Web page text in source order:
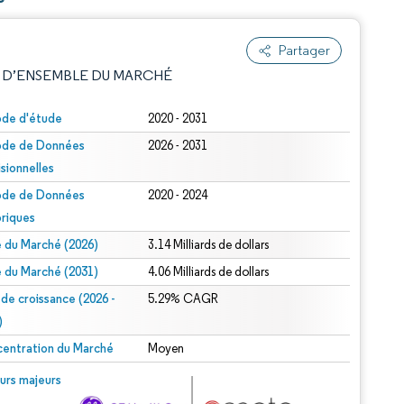
Partager
DU MARCHÉ
d'étude 2020 - 2031
de Données
2026 - 2031
de Données
2020 - 2024
du Marché (2026) 3.14 Milliards de dollars
du Marché (2031) 4.06 Milliards de dollars
croissance (2026 -
5.29% CAGR
du Marché Moyen
majeurs
© Mordor Intelligence. La réutilisation nécessite une attribution sous CC BY 4.0.
sous CC BY 4.0.